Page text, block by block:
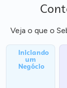
Veja o que o
Iniciando
um
Negócio